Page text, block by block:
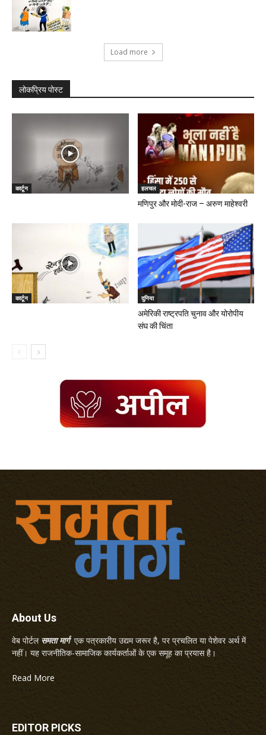
Load more
लोकप्रिय पोस्ट
कार्टून हलचल
मणिपुर और मोदी-राज – अरुण माहेश्वरी
कार्टून दुनिया
अमेरिकी राष्ट्रपति चुनाव और योरोपीय
संघ की चिंता
About Us
वेब पोर्टल समता मार्गएक पत्रकारीय उद्यम जरूर है, पर प्रचलित या पेशेवर अर्थ में
नहीं। यह राजनीतिक-सामाजिक कार्यकर्ताओं के एक समूह का प्रयास है।
Read More
EDITOR PICKS